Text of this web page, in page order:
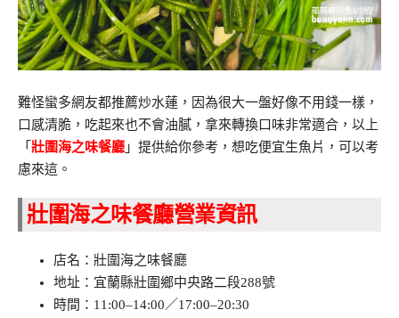
難怪蠻多網友都推薦炒水蓮，因為很大一盤好像不用錢一樣，
口感清脆，吃起來也不會油膩，拿來轉換口味非常適合，以上
「 壯圍海之味餐廳 」提供給你參考，想吃便宜生魚片，可以考
慮來這。
壯圍海之味餐廳營業資訊
店名：壯圍海之味餐廳
地址：宜蘭縣壯圍鄉中央路二段288號
時間：11:00–14:00／17:00–20:30